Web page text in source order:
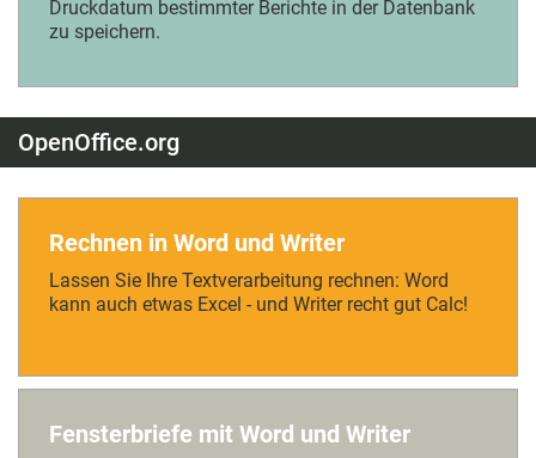
Druckdatum bestimmter Berichte in der Datenbank
zu speichern.
OpenOffice.org
Rechnen in Word und Writer
Lassen Sie Ihre Textverarbeitung rechnen: Word
kann auch etwas Excel - und Writer recht gut Calc!
Fensterbriefe mit Word und Writer